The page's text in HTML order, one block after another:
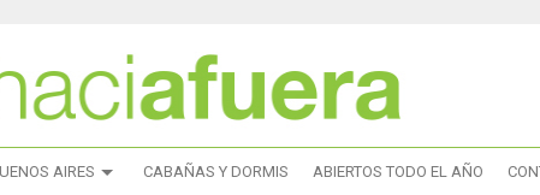
AIRES CABAÑAS Y DORMIS ABIERTOS TODO EL AÑO